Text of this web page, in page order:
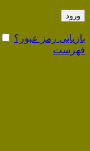
ورود
بازیابی رمز عبور؟
فهرست